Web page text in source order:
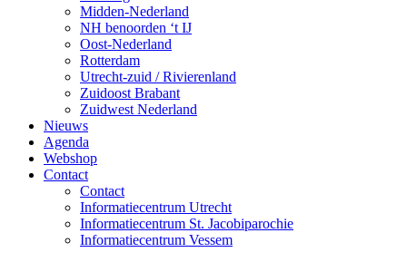
Midden-Nederland
NH benoorden ‘t IJ
Oost-Nederland
Rotterdam
Utrecht-zuid / Rivierenland
Zuidoost Brabant
Zuidwest Nederland
Nieuws
Agenda
Webshop
Contact
Contact
Informatiecentrum Utrecht
Informatiecentrum St. Jacobiparochie
Informatiecentrum Vessem